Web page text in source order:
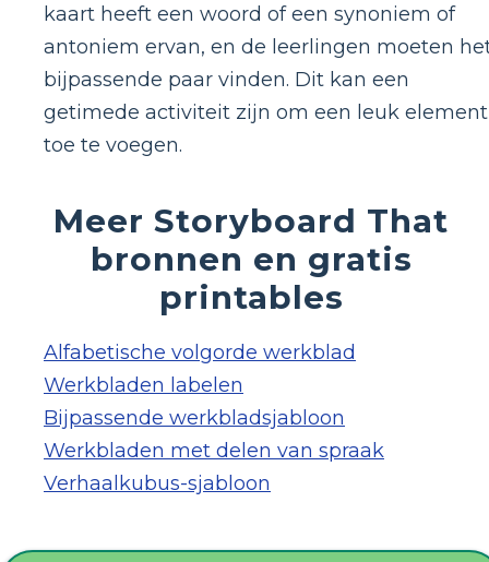
kaart heeft een woord of een synoniem of
antoniem ervan, en de leerlingen moeten
bijpassende paar vinden. Dit kan een
getimede activiteit zijn om een ​​leuk element
toe te voegen.
Meer Storyboard That
bronnen en gratis
printables
Alfabetische volgorde werkblad
Werkbladen labelen
Bijpassende werkbladsjabloon
Werkbladen met delen van spraak
Verhaalkubus-sjabloon